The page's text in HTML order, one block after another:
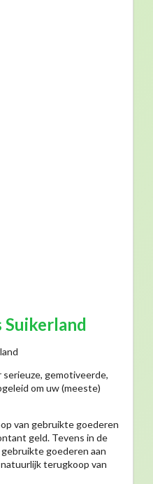
Suikerland
gemotiveerde,
om uw (meeste)
van gebruikte goederen
geld. Tevens in de
goederen aan
terugkoop van